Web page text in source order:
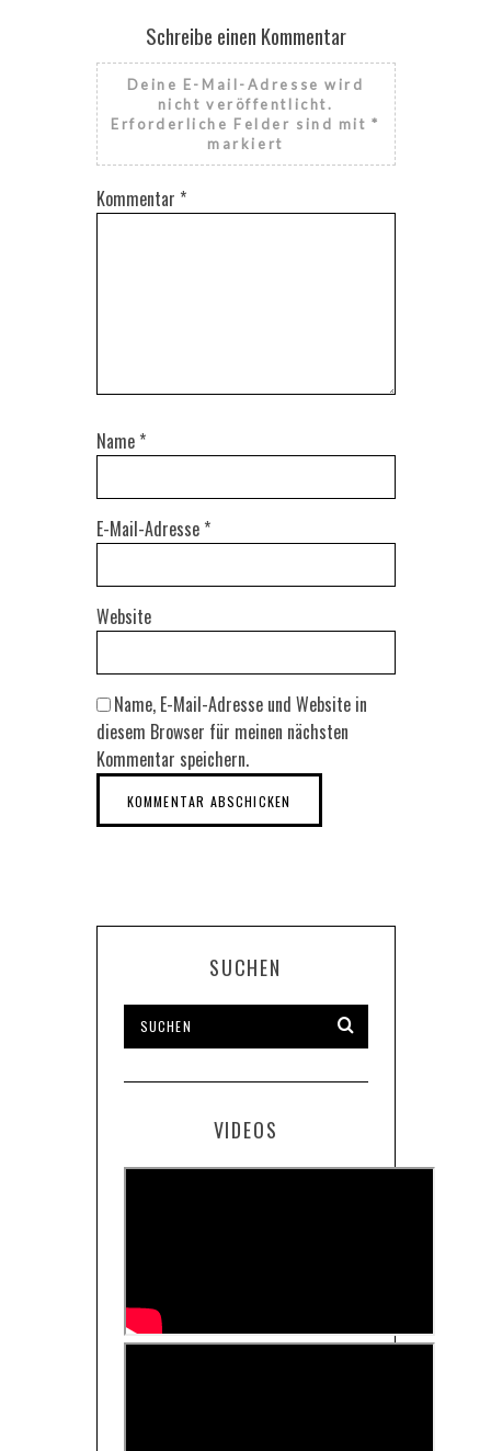
Schreibe einen Kommentar
Deine E-Mail-Adresse wird
nicht veröffentlicht.
Erforderliche Felder sind mit*
markiert
Kommentar *
Name *
E-Mail-Adresse *
Website
Name, E-Mail-Adresse und Website in
diesem Browser für meinen nächsten
Kommentar speichern.
SUCHEN
VIDEOS